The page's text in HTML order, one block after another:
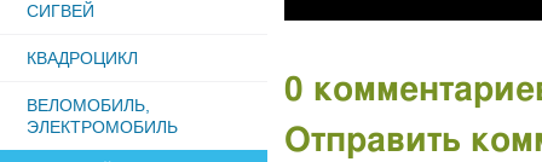
СИГВЕЙ
КВАДРОЦИКЛ
ВЕЛОМОБИЛЬ,
ЭЛЕКТРОМОБИЛЬ
0
Отправить